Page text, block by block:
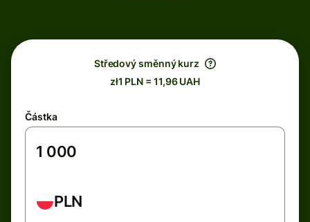
Středový směnný kurz
zł1 PLN = 11,96 UAH
Částka
PLN